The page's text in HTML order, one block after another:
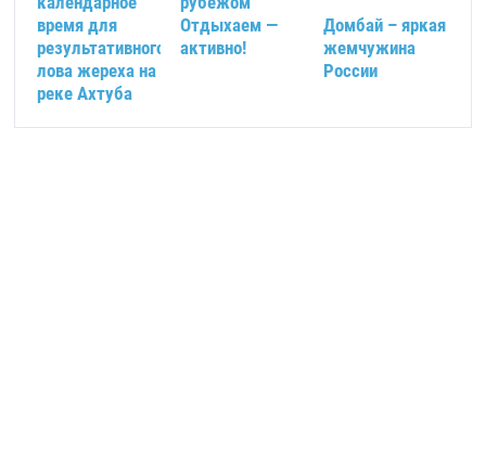
время для
результативного
лова жереха на
реке Ахтуба
Отдыхаем —
активно!
Домбай – яркая
жемчужина
России